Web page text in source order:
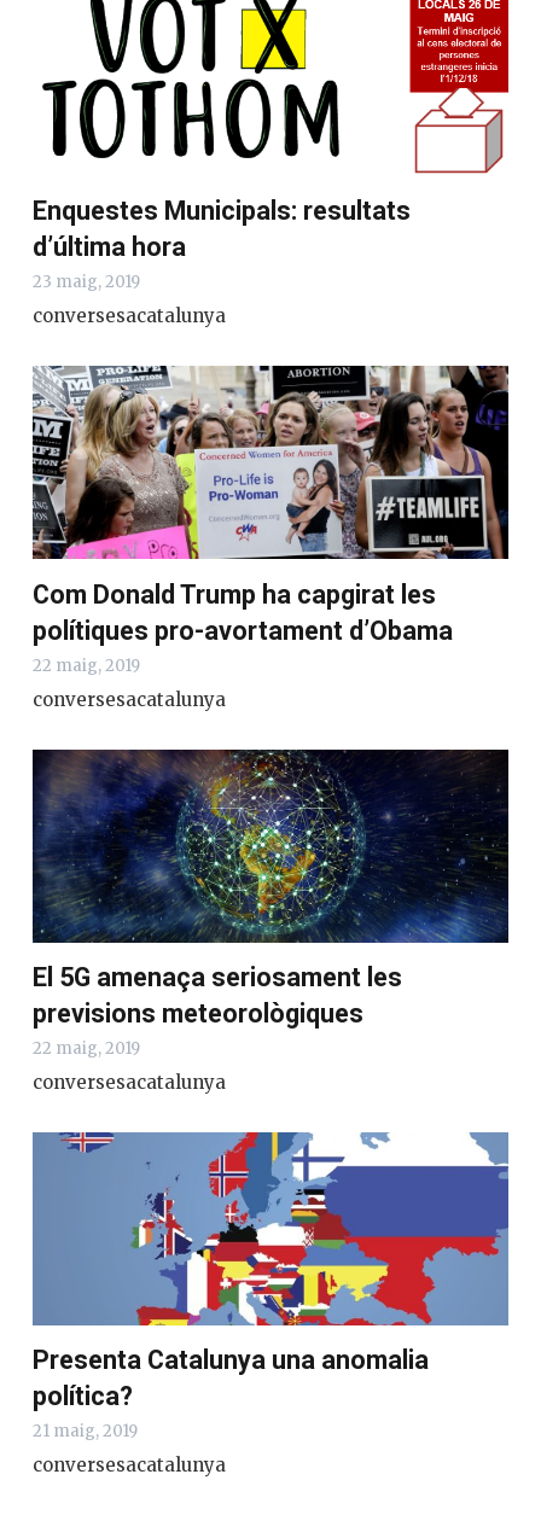
Enquestes Municipals: resultats
d’última hora
23 maig, 2019
conversesacatalunya
Com Donald Trump ha capgirat les
polítiques pro-avortament d’Obama
22 maig, 2019
conversesacatalunya
El 5G amenaça seriosament les
previsions meteorològiques
22 maig, 2019
conversesacatalunya
Presenta Catalunya una anomalia
política?
21 maig, 2019
conversesacatalunya